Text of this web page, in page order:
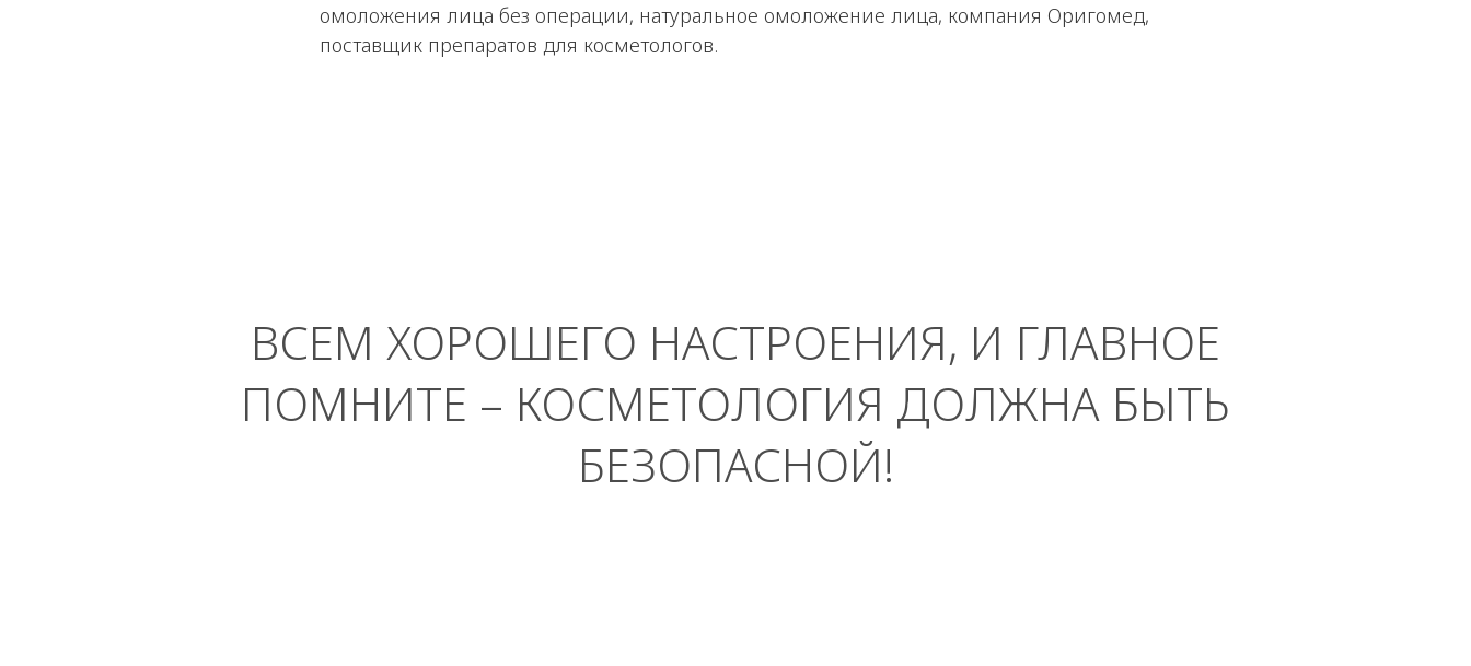
омоложения лица без операции, натуральное омоложение лица, компания Оригомед,
поставщик препаратов для косметологов.
ВСЕМ ХОРОШЕГО НАСТРОЕНИЯ, И ГЛАВНОЕ
ПОМНИТЕ – КОСМЕТОЛОГИЯ ДОЛЖНА БЫТЬ
БЕЗОПАСНОЙ!